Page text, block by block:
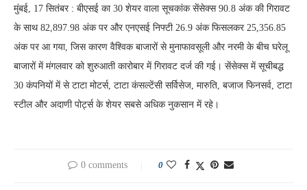
मुंबई, 17 सितंबर : बीएसई का 30 शेयर वाला सूचकांक सेंसेक्स 90.8 अंक की गिरावट
के साथ 82,897.98 अंक पर और एनएसई निफ्टी 26.9 अंक फिसलकर 25,356.85
अंक पर आ गया, जिस कारण वैश्विक बाजारों से मुनाफावसूली और नरमी के बीच घरेलू
बाजारों में मंगलवार को शुरुआती कारोबार में गिरावट दर्ज की गई। सेंसेक्स में सूचीबद्ध
30 कंपनियों में से टाटा मोटर्स, टाटा कंसल्टेंसी सर्विसेज, मारुति, बजाज फिनसर्व, टाटा
स्टील और अदाणी पोर्ट्स के शेयर सबसे अधिक नुकसान में रहे।
0 comments 0